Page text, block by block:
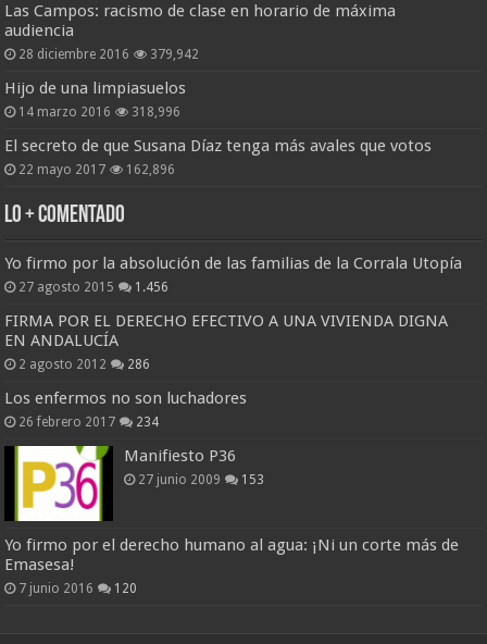
Las Campos: racismo de clase en horario de máxima
audiencia
28 diciembre 2016 379,942
Hijo de una limpiasuelos
14 marzo 2016 318,996
El secreto de que Susana Díaz tenga más avales que votos
22 mayo 2017 162,896
Lo + Comentado
Yo firmo por la absolución de las familias de la Corrala Utopía
27 agosto 2015 1.456
FIRMA POR EL DERECHO EFECTIVO A UNA VIVIENDA DIGNA
EN ANDALUCÍA
2 agosto 2012 286
Los enfermos no son luchadores
26 febrero 2017 234
Manifiesto P36
27 junio 2009 153
Yo firmo por el derecho humano al agua: ¡Ni un corte más de
Emasesa!
7 junio 2016 120